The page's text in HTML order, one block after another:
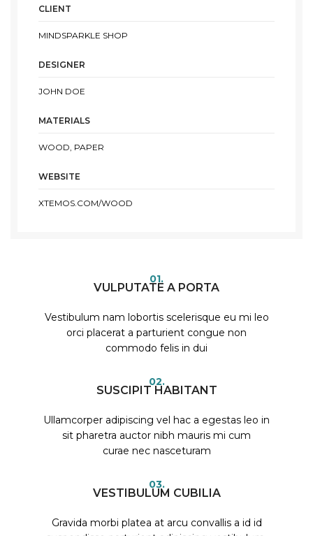
CLIENT
MINDSPARKLE SHOP
DESIGNER
JOHN DOE
MATERIALS
WOOD, PAPER
WEBSITE
XTEMOS.COM/WOOD
01.
VULPUTATE A PORTA
Vestibulum nam lobortis scelerisque eu mi leo
orci placerat a parturient congue non
commodo felis in dui
02.
SUSCIPIT HABITANT
Ullamcorper adipiscing vel hac a egestas leo in
sit pharetra auctor nibh mauris mi cum
curae nec nasceturam
03.
VESTIBULUM CUBILIA
Gravida morbi platea at arcu convallis a id id